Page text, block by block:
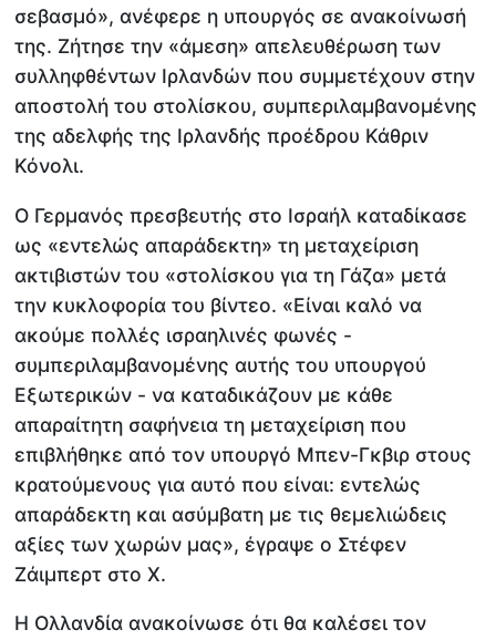
σεβασμό», ανέφερε η υπουργός σε ανακοίνωσή
της. Ζήτησε την «άμεση» απελευθέρωση των
συλληφθέντων Ιρλανδών που συμμετέχουν στην
αποστολή του στολίσκου, συμπεριλαμβανομένης
της αδελφής της Ιρλανδής προέδρου Κάθριν
Κόνολι.
Ο Γερμανός πρεσβευτής στο Ισραήλ καταδίκασε
ως «εντελώς απαράδεκτη» τη μεταχείριση
ακτιβιστών του «στολίσκου για τη Γάζα» μετά
την κυκλοφορία του βίντεο. «Είναι καλό να
ακούμε πολλές ισραηλινές φωνές -
συμπεριλαμβανομένης αυτής του υπουργού
Εξωτερικών - να καταδικάζουν με κάθε
απαραίτητη σαφήνεια τη μεταχείριση που
επιβλήθηκε από τον υπουργό Μπεν-Γκβιρ στους
κρατούμενους για αυτό που είναι: εντελώς
απαράδεκτη και ασύμβατη με τις θεμελιώδεις
αξίες των χωρών μας», έγραψε ο Στέφεν
Ζάιμπερτ στο X.
Η Ολλανδία ανακοίνωσε ότι θα καλέσει τον